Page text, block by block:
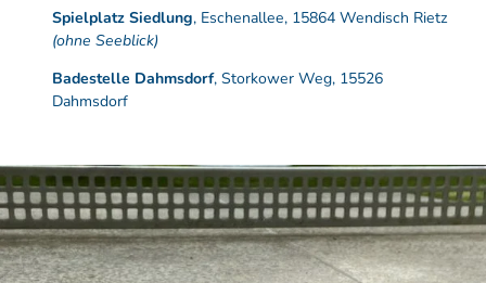
Spielplatz Siedlung, Eschenallee, 15864 Wendisch Rietz
(ohne Seeblick)
Badestelle Dahmsdorf, Storkower Weg, 15526
Dahmsdorf